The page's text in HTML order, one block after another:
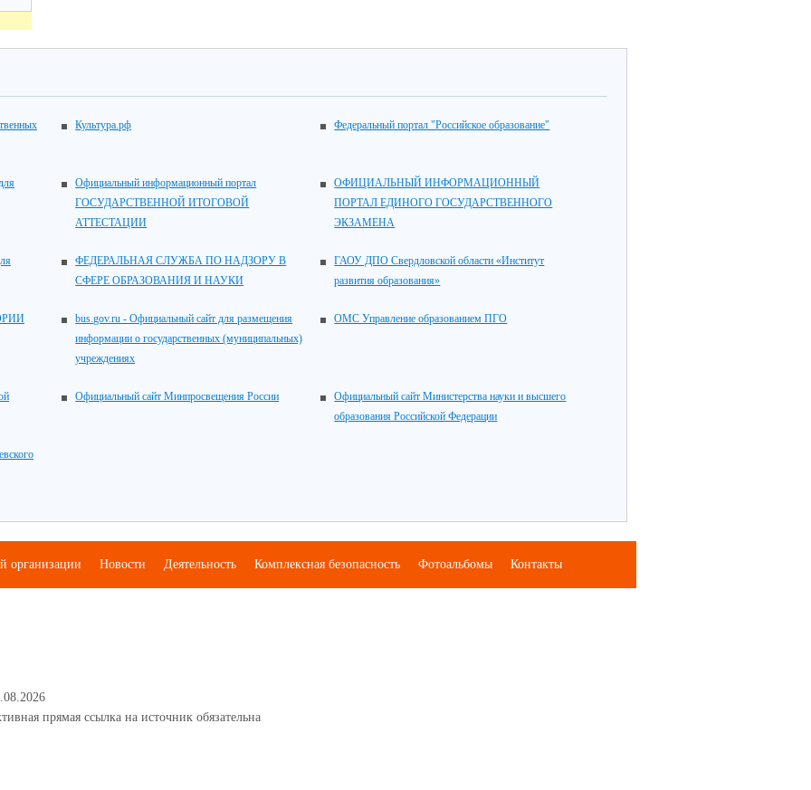
Культура.рф Федеральный портал "Российское образование"
Официальный информационный портал
ГОСУДАРСТВЕННОЙ ИТОГОВОЙ
АТТЕСТАЦИИ
ОФИЦИАЛЬНЫЙ ИНФОРМАЦИОННЫЙ
ПОРТАЛ ЕДИНОГО ГОСУДАРСТВЕННОГО
ЭКЗАМЕНА
ФЕДЕРАЛЬНАЯ СЛУЖБА ПО НАДЗОРУ В
СФЕРЕ ОБРАЗОВАНИЯ И НАУКИ
ГАОУ ДПО Свердловской области «Институт
развития образования»
bus.gov.ru - Официальный сайт для размещения
информации о государственных (муниципальных)
учреждениях
ОМС Управление образованием ПГО
Официальный сайт Минпросвещения России
Официальный сайт Министерства науки и высшего
образования Российской Федерации
организации Новости Деятельность Комплексная безопасность Фотоальбомы Контакты
прямая ссылка на источник обязательна